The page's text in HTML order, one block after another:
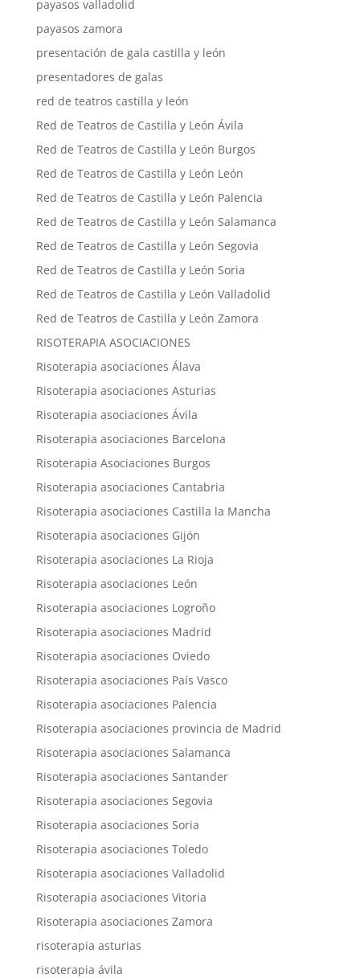
payasos valladolid
payasos zamora
presentación de gala castilla y león
presentadores de galas
red de teatros castilla y león
Red de Teatros de Castilla y León Ávila
Red de Teatros de Castilla y León Burgos
Red de Teatros de Castilla y León León
Red de Teatros de Castilla y León Palencia
Red de Teatros de Castilla y León Salamanca
Red de Teatros de Castilla y León Segovia
Red de Teatros de Castilla y León Soria
Red de Teatros de Castilla y León Valladolid
Red de Teatros de Castilla y León Zamora
RISOTERAPIA ASOCIACIONES
Risoterapia asociaciones Álava
Risoterapia asociaciones Asturias
Risoterapia asociaciones Ávila
Risoterapia asociaciones Barcelona
Risoterapia Asociaciones Burgos
Risoterapia asociaciones Cantabria
Risoterapia asociaciones Castilla la Mancha
Risoterapia asociaciones Gijón
Risoterapia asociaciones La Rioja
Risoterapia asociaciones León
Risoterapia asociaciones Logroño
Risoterapia asociaciones Madrid
Risoterapia asociaciones Oviedo
Risoterapia asociaciones País Vasco
Risoterapia asociaciones Palencia
Risoterapia asociaciones provincia de Madrid
Risoterapia asociaciones Salamanca
Risoterapia asociaciones Santander
Risoterapia asociaciones Segovia
Risoterapia asociaciones Soria
Risoterapia asociaciones Toledo
Risoterapia asociaciones Valladolid
Risoterapia asociaciones Vitoria
Risoterapia asociaciones Zamora
risoterapia asturias
risoterapia ávila